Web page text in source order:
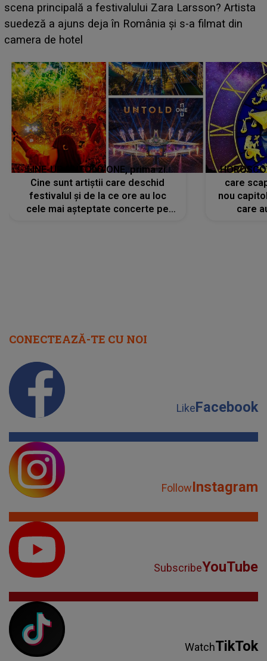
luat prin surprindere pe Emanuel. CINE ESTE
BĂIATUL VIZAT de Alexandra?! Aflându-se în fața
faptului împlinit, A RECUNOSCUT IMEDIAT: "Am
LINE-UP UNTOLD ONE, prima zi.
Cine sunt artiștii care deschid
festivalul și de la ce ore au loc
cele mai așteptate concerte pe
care
nou
care
CONECTEAZĂ-TE CU NOI
LikeFacebook
FollowInstagram
SubscribeYouTube
WatchTikTok